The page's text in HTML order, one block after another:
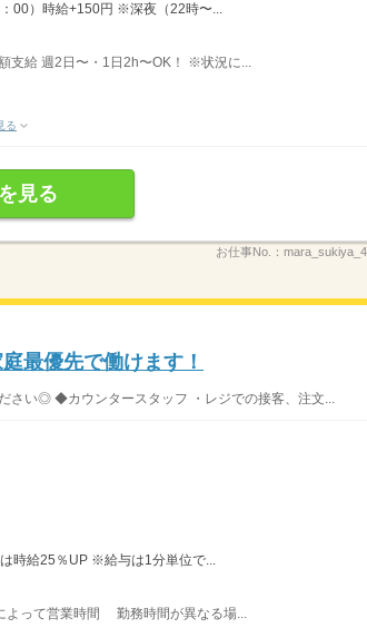
00）時給+150円 ※深夜（22時〜...
支給 週2日〜・1日2h〜OK！ ※状況に...
る
見る
お仕事No.：
最優先で働けます！
さい◎ ◆カウンタースタッフ ・レジでの接客、注文...
時給25％UP ※給与は1分単位で...
よって営業時間 勤務時間が異なる場...